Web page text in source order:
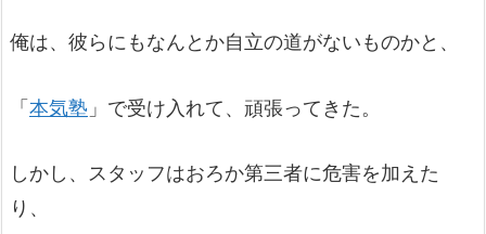
俺は、彼らにもなんとか自立の道がないものかと、
「本気塾 」で受け入れて、頑張ってきた。
しかし、スタッフはおろか第三者に危害を加えた
り、